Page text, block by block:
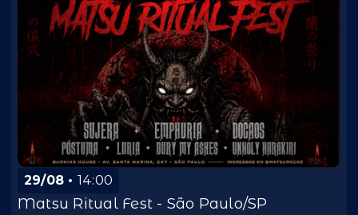
29/08 14:00
Matsu Ritual Fest - São Paulo/SP